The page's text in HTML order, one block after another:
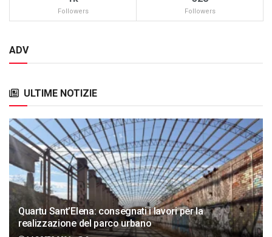
Followers Followers
ADV
ULTIME NOTIZIE
Quartu Sant’Elena: consegnati i lavori per la
realizzazione del parco urbano